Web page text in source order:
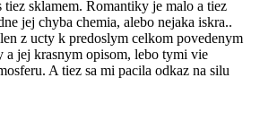
sklamem. Romantiky je malo a tiez
jej chyba chemia, alebo nejaka iskra..
z ucty k predoslym celkom povedenym
a jej krasnym opisom, lebo tymi vie
A tiez sa mi pacila odkaz na silu